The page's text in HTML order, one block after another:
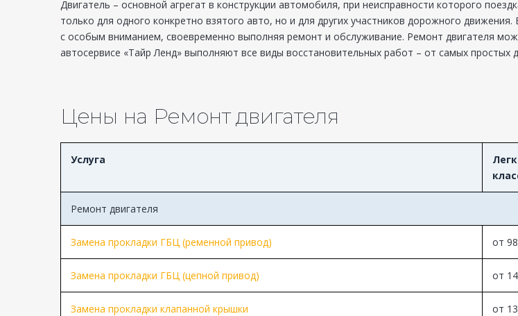
Двигатель – основной агрегат в конструкции автомобиля, при неисправности которого
только для одного конкретно взятого авто, но и для других участников дорожного
с особым вниманием, своевременно выполняя ремонт и обслуживание. Ремонт двигателя
автосервисе «Тайр Ленд» выполняют все виды восстановительных работ – от самых простых
Цены на Ремонт двигателя
Услуга
Ремонт двигателя
Замена прокладки ГБЦ (ременной привод) от
Замена прокладки ГБЦ (цепной привод) от
Замена прокладки клапанной крышки от